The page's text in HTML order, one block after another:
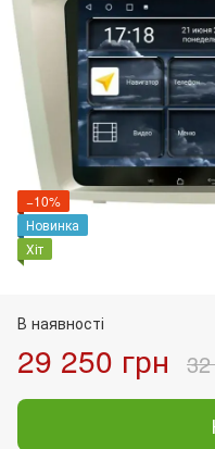
−10%
Новинка
Хіт
В наявності
29 250 грн